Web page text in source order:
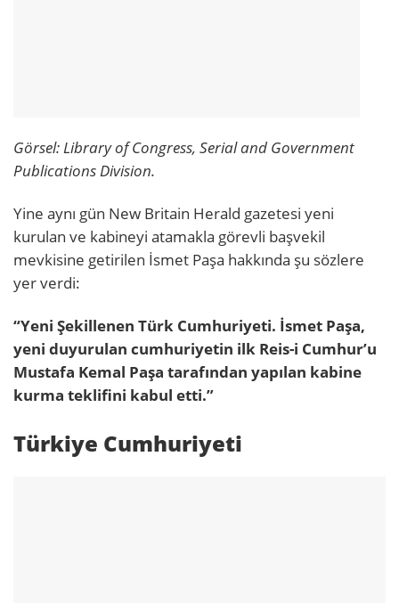
Görsel:Library of Congress, Serial and Government
Publications Division.
Yine aynı gün New Britain Herald gazetesi yeni
kurulan ve kabineyi atamakla görevli başvekil
mevkisine getirilen İsmet Paşa hakkında şu sözlere
yer verdi:
“Yeni Şekillenen Türk Cumhuriyeti. İsmet Paşa,
yeni duyurulan cumhuriyetin ilk Reis-i Cumhur’u
Mustafa Kemal Paşa tarafından yapılan kabine
kurma teklifini kabul etti.”
Türkiye Cumhuriyeti